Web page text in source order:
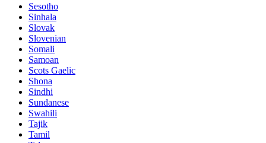
Sesotho
Sinhala
Slovak
Slovenian
Somali
Samoan
Scots Gaelic
Shona
Sindhi
Sundanese
Swahili
Tajik
Tamil